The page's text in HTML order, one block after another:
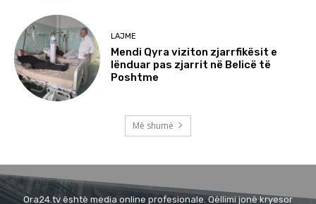
LAJME
Mendi Qyra viziton zjarrfikësit e
lënduar pas zjarrit në Belicë të
Poshtme
Më shumë
Ora24.tv është media online profesionale. Qëllimi jonë kryesor